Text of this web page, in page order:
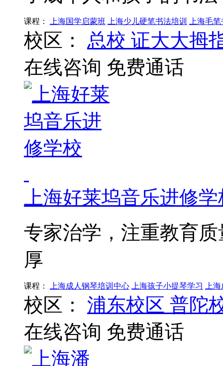
课程： 上海国学启蒙班 上海少儿硬笔书法培训 上海毛
校区： 总校 证大大拇
在线咨询 免费通话
上海好莱坞音乐进修
专家治学，注重教育
厚
课程： 上海成人钢琴培训中心 上海孩子小提琴学习 上
校区： 浦东校区 普陀
在线咨询 免费通话